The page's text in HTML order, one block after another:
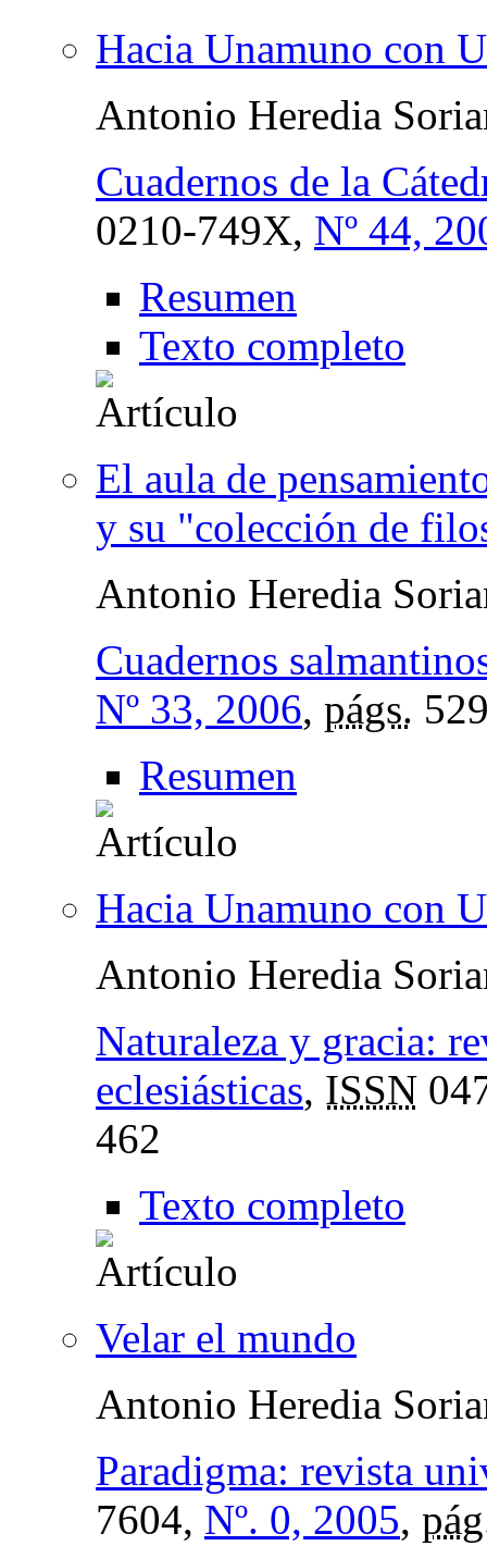
Hacia Unamuno con
Antonio Heredia
Cuadernos de la
0210-749X, Nº 44,
Resumen
Texto completo
El aula de
y su "colección de
Antonio Heredia
Cuadernos
Nº 33, 2006, págs.
Resumen
Hacia Unamuno con
Antonio Heredia
Naturaleza y gracia:
eclesiásticas, ISSN
462
Texto completo
Velar el mundo
Antonio Heredia
Paradigma: revista
7604, Nº. 0, 2005,